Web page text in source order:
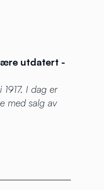
utdatert -
I dag er
med salg av